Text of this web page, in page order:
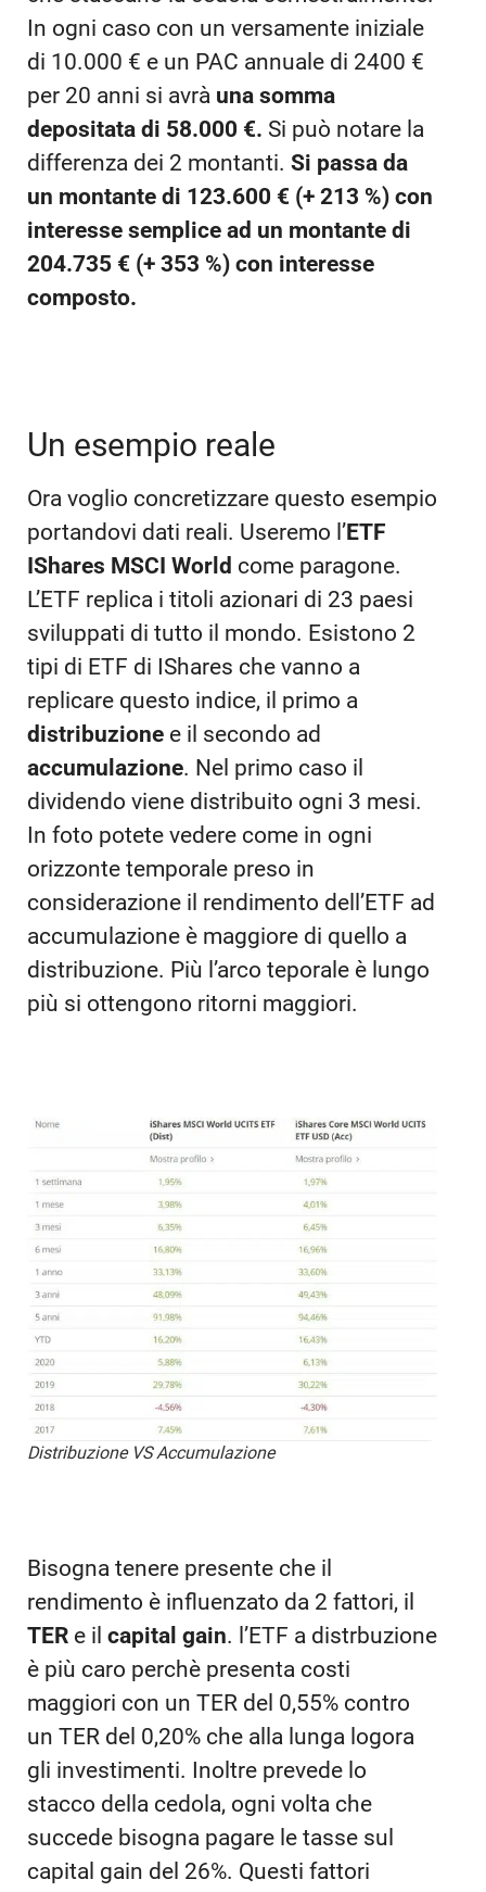
In ogni caso con un versamente iniziale
di 10.000 € e un PAC annuale di 2400 €
per 20 anni si avrà una somma
depositata di 58.000 €. Si può notare la
differenza dei 2 montanti. Si passa da
un montante di 123.600 € (+ 213 %) con
interesse semplice ad un montante di
204.735 € (+ 353 %) con interesse
composto.
Un esempio reale
Ora voglio concretizzare questo esempio
portandovi dati reali. Useremo l’ETF
IShares MSCI World come paragone.
L’ETF replica i titoli azionari di 23 paesi
sviluppati di tutto il mondo. Esistono 2
tipi di ETF di IShares che vanno a
replicare questo indice, il primo a
distribuzione e il secondo ad
accumulazione. Nel primo caso il
dividendo viene distribuito ogni 3 mesi.
In foto potete vedere come in ogni
orizzonte temporale preso in
considerazione il rendimento dell’ETF ad
accumulazione è maggiore di quello a
distribuzione. Più l’arco teporale è lungo
più si ottengono ritorni maggiori.
Distribuzione VS Accumulazione
Bisogna tenere presente che il
rendimento è influenzato da 2 fattori, il
TER e il capital gain. l’ETF a distrbuzione
è più caro perchè presenta costi
maggiori con un TER del 0,55% contro
un TER del 0,20% che alla lunga logora
gli investimenti. Inoltre prevede lo
stacco della cedola, ogni volta che
succede bisogna pagare le tasse sul
capital gain del 26%. Questi fattori